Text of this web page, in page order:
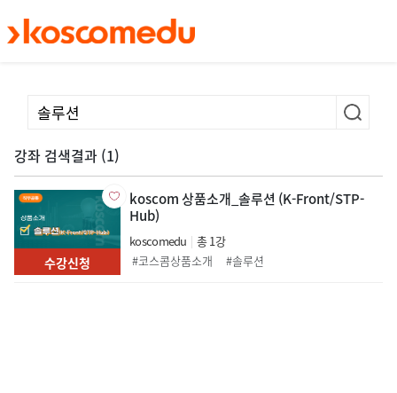
강좌 검색결과 (1)
koscom 상품소개_솔루션 (K-Front/STP-
Hub)
koscomedu
총 1강
코스콤상품소개
솔루션
수강신청